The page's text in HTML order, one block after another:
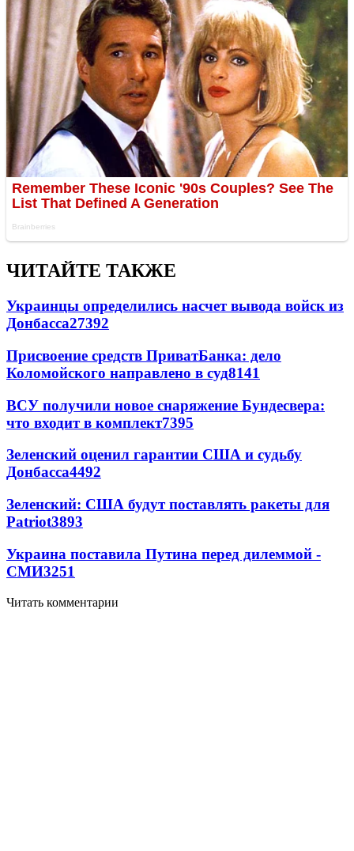
ЧИТАЙТЕ ТАКЖЕ
Украинцы определились насчет вывода войск из
Донбасса27392
Присвоение средств ПриватБанка: дело
Коломойского направлено в суд8141
ВСУ получили новое снаряжение Бундесвера:
что входит в комплект7395
Зеленский оценил гарантии США и судьбу
Донбасса4492
Зеленский: США будут поставлять ракеты для
Patriot3893
Украина поставила Путина перед дилеммой -
СМИ3251
Читать комментарии